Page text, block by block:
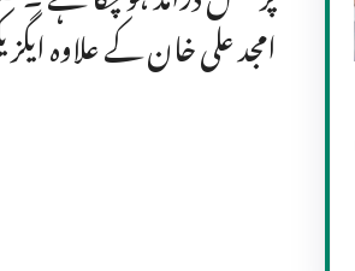
امجد علی خان کے علاوہ